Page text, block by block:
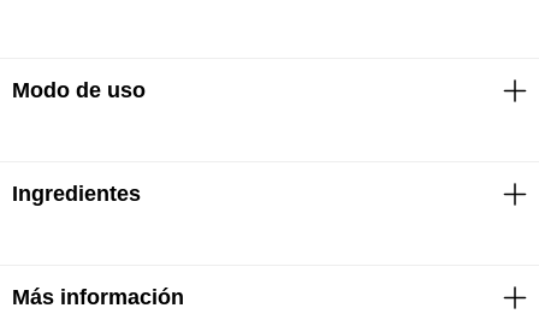
· Cejas reales y más rellenas
Modo de uso
Agitar el pincel antes de aplicar.
segundos.
Ingredientes
Aqua / Water, Glycerin, Alcohol, Phenoxyethanol,
Más información